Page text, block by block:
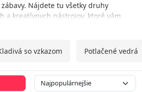
Nájdete tu všetky druhy
a kreatívnych nástrojov, ktoré vám
úlohy, ale aj zdvihnú náladu.
alebo kolega ešte žiadne nemá –
so vzkazom Potlačené vedrá